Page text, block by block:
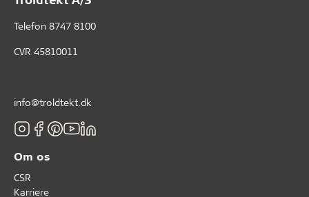
Telefon 8747 8100
CVR 45810011
info@troldtekt.dk
Om os
CSR
Karriere